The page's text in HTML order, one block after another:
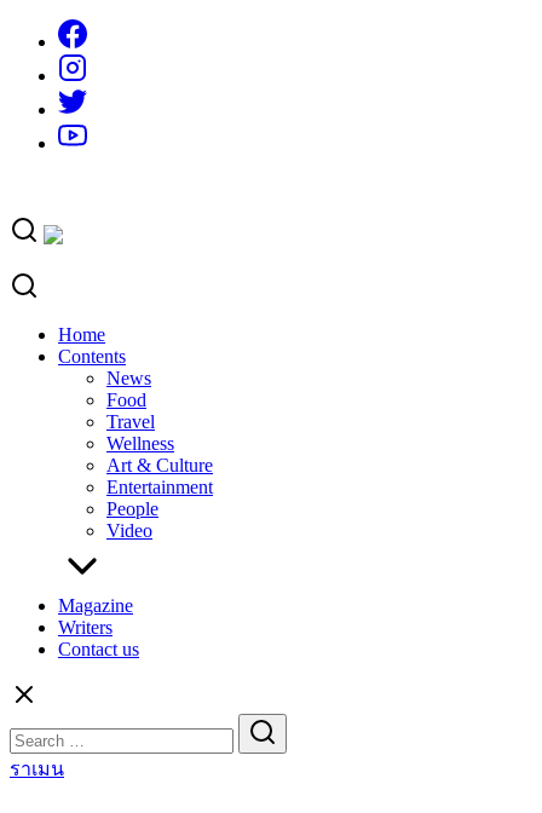
content
Home
Contents
News
Food
Travel
Wellness
Art & Culture
Entertainment
People
Video
Magazine
Writers
Contact us
for:
ราเมน